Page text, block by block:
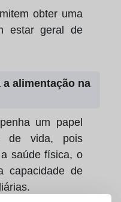
obter uma
estar geral de
a alimentação na
um papel
de vida, pois
saúde física, o
capacidade de